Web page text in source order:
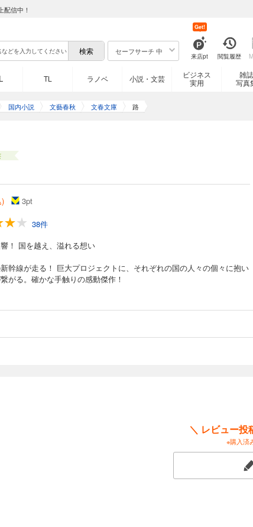
信中！
セーフサーチ 中
来店pt
Get!
閲覧履歴
TL ラノベ 小説・文芸
ビジネス
実用
雑誌
写真
国内小説 文藝春秋 文春文庫 路
3pt
38件
！ 国を越え、溢れる想い
幹線が走る！ 巨大プロジェクトに、それぞれの国の人々の個々に抱い
がる。確かな手触りの感動傑作！
＼ レビュー投
※購入済